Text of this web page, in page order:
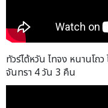
ทัวร์ไต้หวัน ไทจง หนานโถ
จันทรา 4 วัน 3 คืน